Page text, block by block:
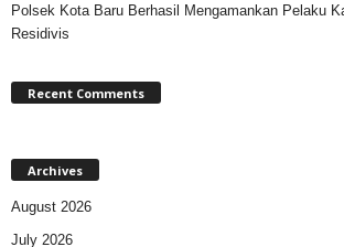
Polsek Kota Baru Berhasil Mengamankan Pelaku
Residivis
Recent Comments
Archives
August 2026
July 2026